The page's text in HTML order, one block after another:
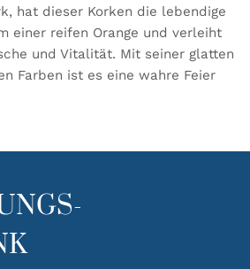
hat dieser Korken die lebendige
einer reifen Orange und verleiht
und Vitalität. Mit seiner glatten
Farben ist es eine wahre Feier